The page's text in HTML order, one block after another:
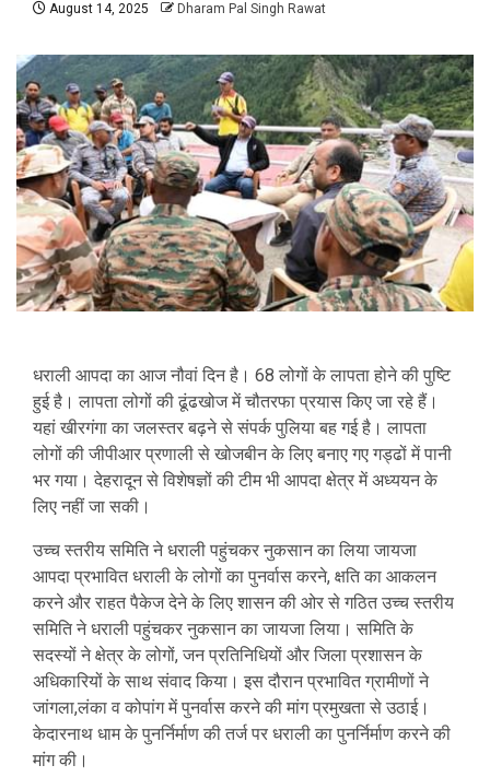
August 14, 2025 Dharam Pal Singh Rawat
धराली आपदा का आज नौवां दिन है। 68 लोगों के लापता होने की पुष्टि
हुई है। लापता लोगों की ढूंढखोज में चौतरफा प्रयास किए जा रहे हैं।
यहां खीरगंगा का जलस्तर बढ़ने से संपर्क पुलिया बह गई है। लापता
लोगों की जीपीआर प्रणाली से खोजबीन के लिए बनाए गए गड्ढों में पानी
भर गया। देहरादून से विशेषज्ञों की टीम भी आपदा क्षेत्र में अध्ययन के
लिए नहीं जा सकी।
उच्च स्तरीय समिति ने धराली पहुंचकर नुकसान का लिया जायजा
आपदा प्रभावित धराली के लोगों का पुनर्वास करने, क्षति का आकलन
करने और राहत पैकेज देने के लिए शासन की ओर से गठित उच्च स्तरीय
समिति ने धराली पहुंचकर नुकसान का जायजा लिया। समिति के
सदस्यों ने क्षेत्र के लोगों, जन प्रतिनिधियों और जिला प्रशासन के
अधिकारियों के साथ संवाद किया। इस दौरान प्रभावित ग्रामीणों ने
जांगला,लंका व कोपांग में पुनर्वास करने की मांग प्रमुखता से उठाई।
केदारनाथ धाम के पुनर्निर्माण की तर्ज पर धराली का पुनर्निर्माण करने की
मांग की।